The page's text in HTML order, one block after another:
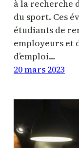
à la recherche
du sport. Ces
étudiants de
employeurs et
d’emploi…
20 mars 2023